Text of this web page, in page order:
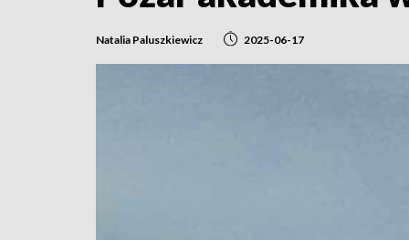
Natalia Paluszkiewicz 2025-06-17